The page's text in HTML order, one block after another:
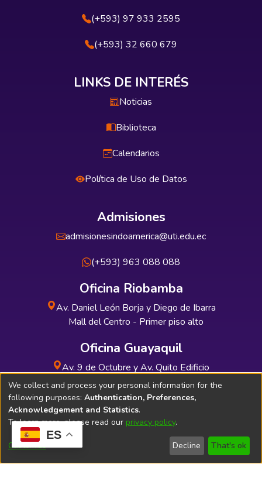
ES
(+593) 97 933 2595
(+593) 32 660 679
LINKS DE INTERÉS
Noticias
Biblioteca
Calendarios
Política de Uso de Datos
Admisiones
admisionesindoamerica@uti.edu.ec
(+593) 963 088 088
Oficina Riobamba
Av. Daniel León Borja y Diego de Ibarra
Mall del Centro - Primer piso alto
Oficina Guayaquil
Av. 9 de Octubre y Av. Quito Edificio
INDUAUTO - Planta baja
Soporte Técnico Bibliolatino.com
We collect and process your personal information for the
following purposes: Authentication, Preferences,
Acknowledgement and Statistics.
To learn more, please read our privacy policy.
Customize Decline That's ok